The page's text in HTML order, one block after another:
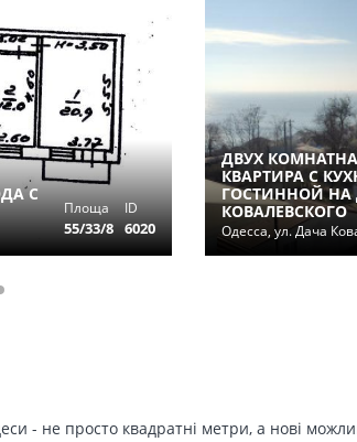
С
Площа
55/33/8
ID
6020
ДВУХ
КВАРТИРА С
ГОСТИННОЙ НА
КОВАЛЕВСКОГО
Одесса, ул. Дача
- не просто квадратні метри, а нові